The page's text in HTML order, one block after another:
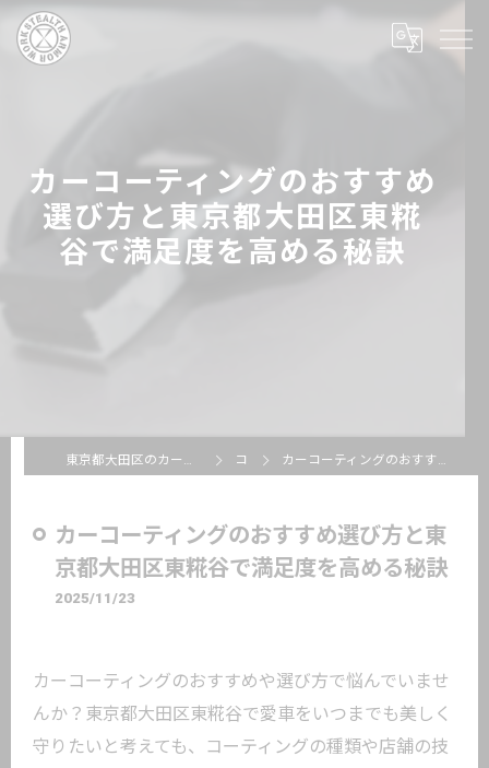
カーコーティングのおすすめ
選び方と東京都大田区東糀
谷で満足度を高める秘訣
東京都大田区のカーコーティングならSTEALTH ARMOR WORKS コラム カーコーティングのおすすめ選び方と東京都大田区東糀谷で満足度を高める秘訣
カーコーティングのおすすめ選び方と東
京都大田区東糀谷で満足度を高める秘訣
2025/11/23
カーコーティングのおすすめや選び方で悩んでいませ
んか？東京都大田区東糀谷で愛車をいつまでも美しく
守りたいと考えても、コーティングの種類や店舗の技